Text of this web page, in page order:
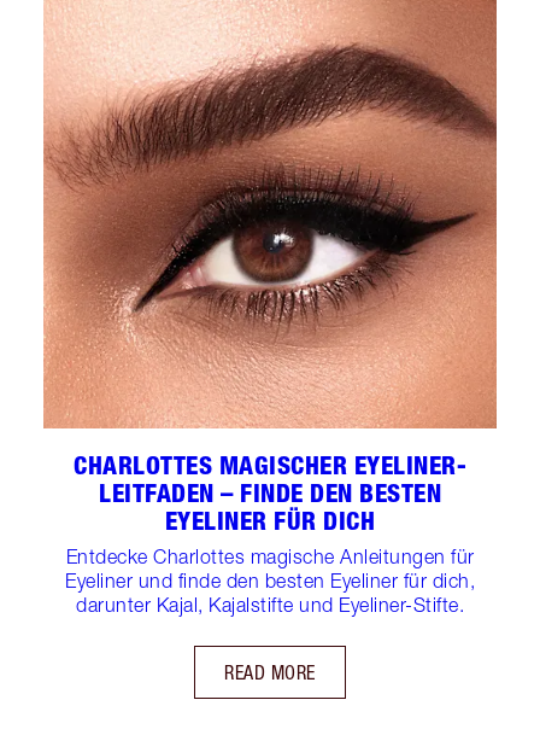
CHARLOTTES MAGISCHER EYELINER-
LEITFADEN – FINDE DEN BESTEN
EYELINER FÜR DICH
Entdecke Charlottes magische Anleitungen für
Eyeliner und finde den besten Eyeliner für dich,
darunter Kajal, Kajalstifte und Eyeliner-Stifte.
READ MORE